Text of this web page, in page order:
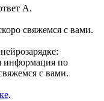
А.
свяжемся с вами.
информация по
с вами.
.